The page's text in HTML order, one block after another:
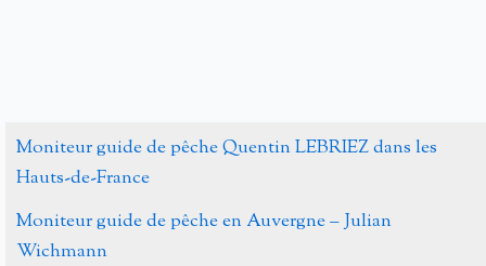
Moniteur guide de pêche Quentin LEBRIEZ dans les
Hauts-de-France
Moniteur guide de pêche en Auvergne – Julian
Wichmann